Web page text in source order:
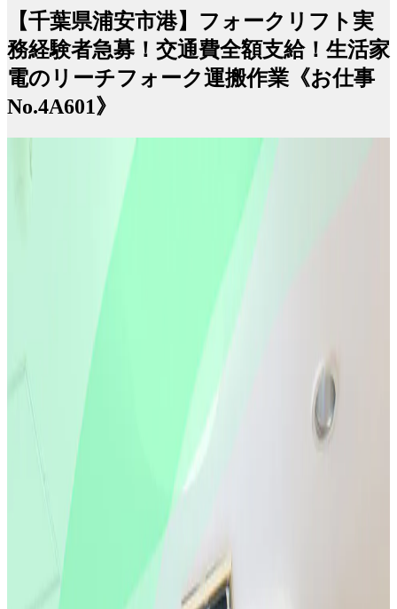
【千葉県浦安市港】フォークリフト実
務経験者急募！交通費全額支給！生活家
電のリーチフォーク運搬作業《お仕事
No.4A601》